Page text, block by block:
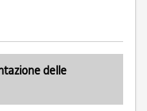
delle